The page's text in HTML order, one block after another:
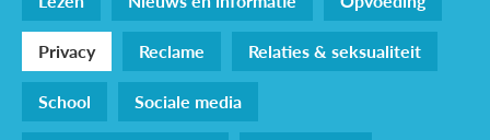
Privacy
Reclame
Relaties & seksualiteit
School
Sociale media